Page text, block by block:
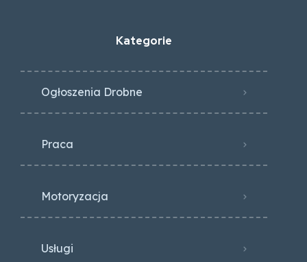
Kategorie
Ogłoszenia Drobne
Praca
Motoryzacja
Usługi